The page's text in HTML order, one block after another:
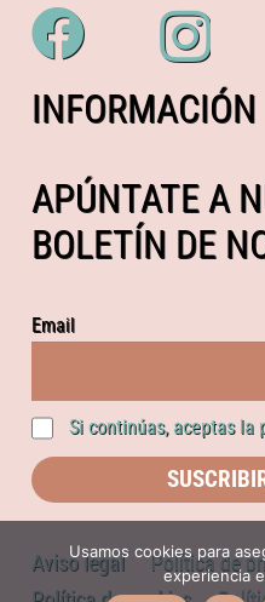
INFORMACIÓN
APÚNTATE A
BOLETÍN DE
Email
Si continúas, aceptas la
Aviso legal
Política de
Usamos cookies para
experiencia